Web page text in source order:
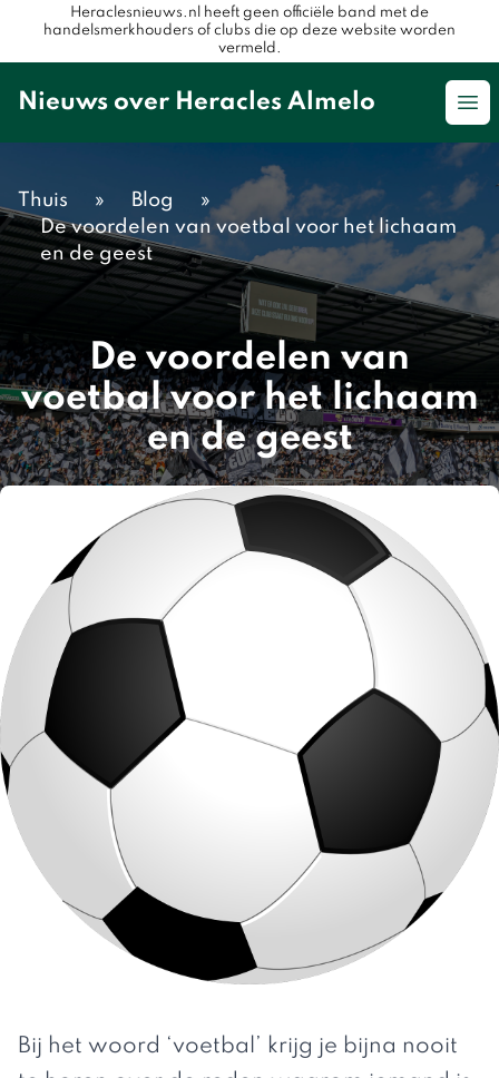
Heraclesnieuws.nl heeft geen officiële band met de
handelsmerkhouders of clubs die op deze website worden
vermeld.
Nieuws over Heracles Almelo
Thuis » Blog
»
De voordelen van voetbal voor het lichaam
en de geest
De voordelen van
voetbal voor het lichaam
en de geest
Bij het woord ‘voetbal’ krijg je bijna nooit